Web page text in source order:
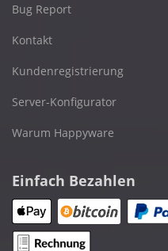
Bug Report
Kontakt
Kundenregistrierung
Server-Konfigurator
Warum Happyware
Einfach Bezahlen